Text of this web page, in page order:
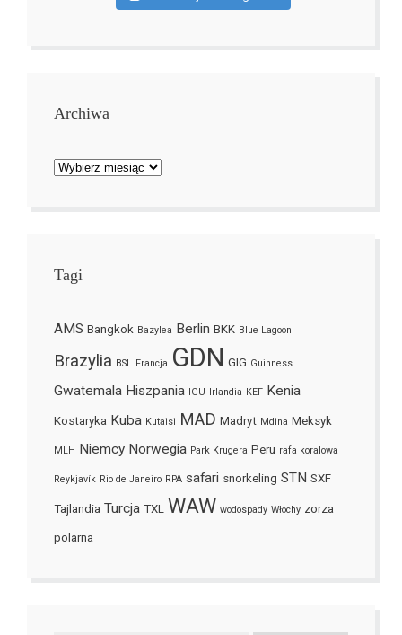
Archiwa
Archiwa
Tagi
AMS Bangkok Bazylea Berlin BKK Blue Lagoon
Brazylia BSL Francja GDN GIG Guinness
Gwatemala Hiszpania IGU Irlandia KEF Kenia
Kostaryka Kuba Kutaisi MAD Madryt Mdina Meksyk
MLH Niemcy Norwegia Park Krugera Peru rafa koralowa
Reykjavík Rio de Janeiro RPA safari snorkeling STN SXF
Tajlandia Turcja TXL WAW wodospady Włochy zorza
polarna